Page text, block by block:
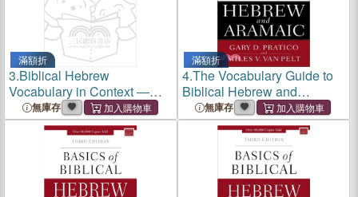
滿額折
3.Biblical Hebrew
Vocabulary in Context ―
Building Competency With
Words Occurring 50 Times
無庫存
滿額折
4.The Vocabulary Guide to
Biblical Hebrew and
Aramaic
無庫存